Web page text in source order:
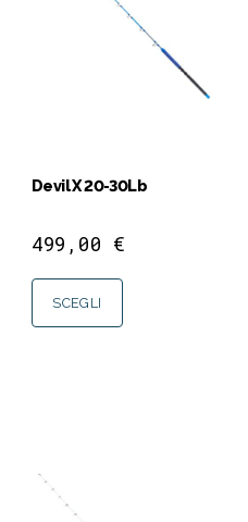
Devil X 20-30Lb
499,00 €
SCEGLI